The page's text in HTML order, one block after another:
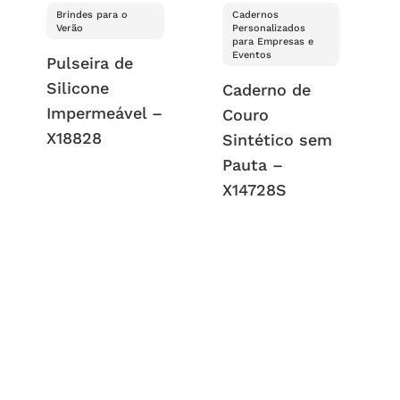
Brindes para o
Verão
Pulseira de
Silicone
Impermeável –
X18828
Cadernos
Personalizados
para Empresas e
Eventos
Caderno de
Couro
Sintético sem
Pauta –
X14728S